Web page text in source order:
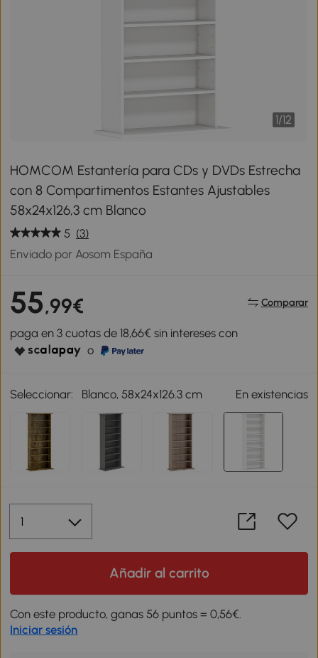
1/12
HOMCOM Estantería para CDs y DVDs Estrecha
con 8 Compartimentos Estantes Ajustables
58x24x126,3 cm Blanco
5 (3)
Enviado por Aosom España
55,99€ Comparar
paga en 3 cuotas de 18,66€ sin intereses con
o
Seleccionar: Blanco, 58x24x126.3 cm En existencias
Añadir al carrito
Con este producto, ganas 56 puntos = 0,56€.
Iniciar sesión